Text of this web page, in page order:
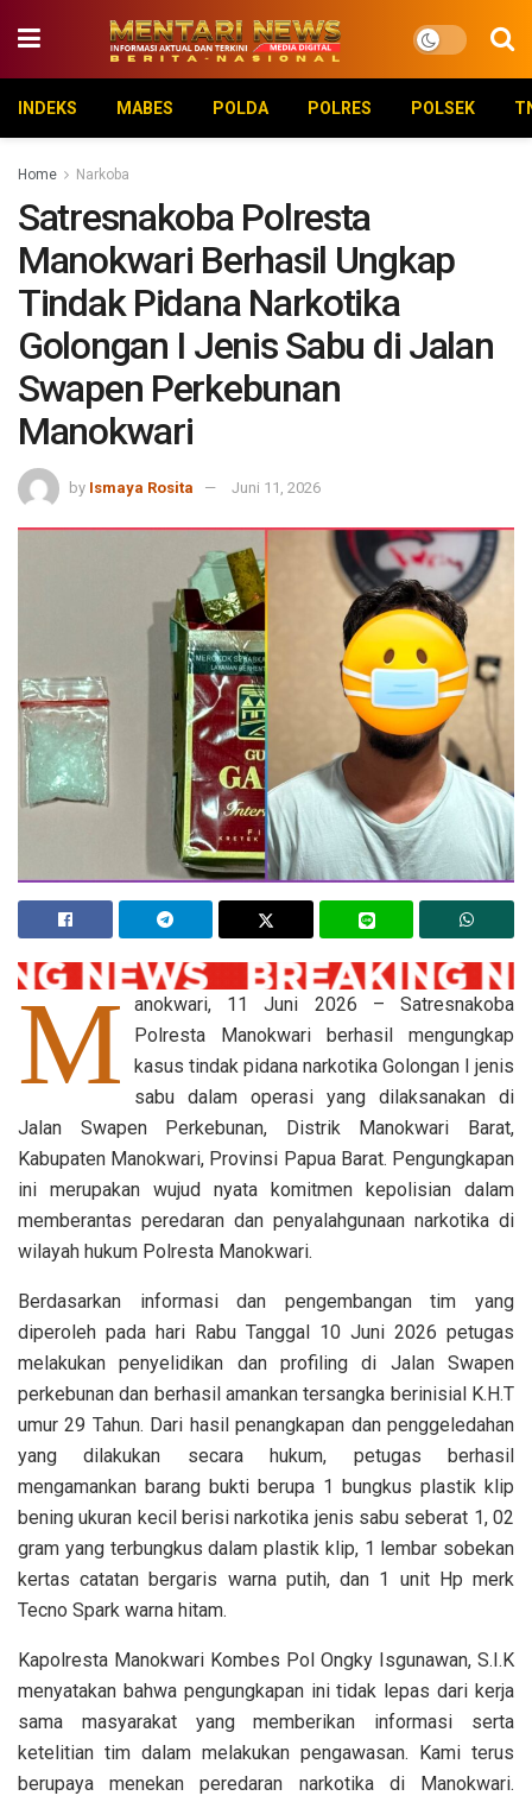
INDEKS MABES POLDA POLRES POLSEK
Home Narkoba
Satresnakoba Polresta
Manokwari Berhasil Ungkap
Tindak Pidana Narkotika
Golongan I Jenis Sabu di Jalan
Swapen Perkebunan
Manokwari
by Ismaya Rosita Juni 11, 2026
M
anokwari, 11 Juni 2026 – Satresnakoba
Polresta Manokwari berhasil mengungkap
kasus tindak pidana narkotika Golongan I jenis
sabu dalam operasi yang dilaksanakan di
Jalan Swapen Perkebunan, Distrik Manokwari Barat,
Kabupaten Manokwari, Provinsi Papua Barat. Pengungkapan
ini merupakan wujud nyata komitmen kepolisian dalam
memberantas peredaran dan penyalahgunaan narkotika di
wilayah hukum Polresta Manokwari.
Berdasarkan informasi dan pengembangan tim yang
diperoleh pada hari Rabu Tanggal 10 Juni 2026 petugas
melakukan penyelidikan dan profiling di Jalan Swapen
perkebunan dan berhasil amankan tersangka berinisial K.H.T
umur 29 Tahun. Dari hasil penangkapan dan penggeledahan
yang dilakukan secara hukum, petugas berhasil
mengamankan barang bukti berupa 1 bungkus plastik klip
bening ukuran kecil berisi narkotika jenis sabu seberat 1, 02
gram yang terbungkus dalam plastik klip, 1 lembar sobekan
kertas catatan bergaris warna putih, dan 1 unit Hp merk
Tecno Spark warna hitam.
Kapolresta Manokwari Kombes Pol Ongky Isgunawan, S.I.K
menyatakan bahwa pengungkapan ini tidak lepas dari kerja
sama masyarakat yang memberikan informasi serta
ketelitian tim dalam melakukan pengawasan. Kami terus
berupaya menekan peredaran narkotika di Manokwari.